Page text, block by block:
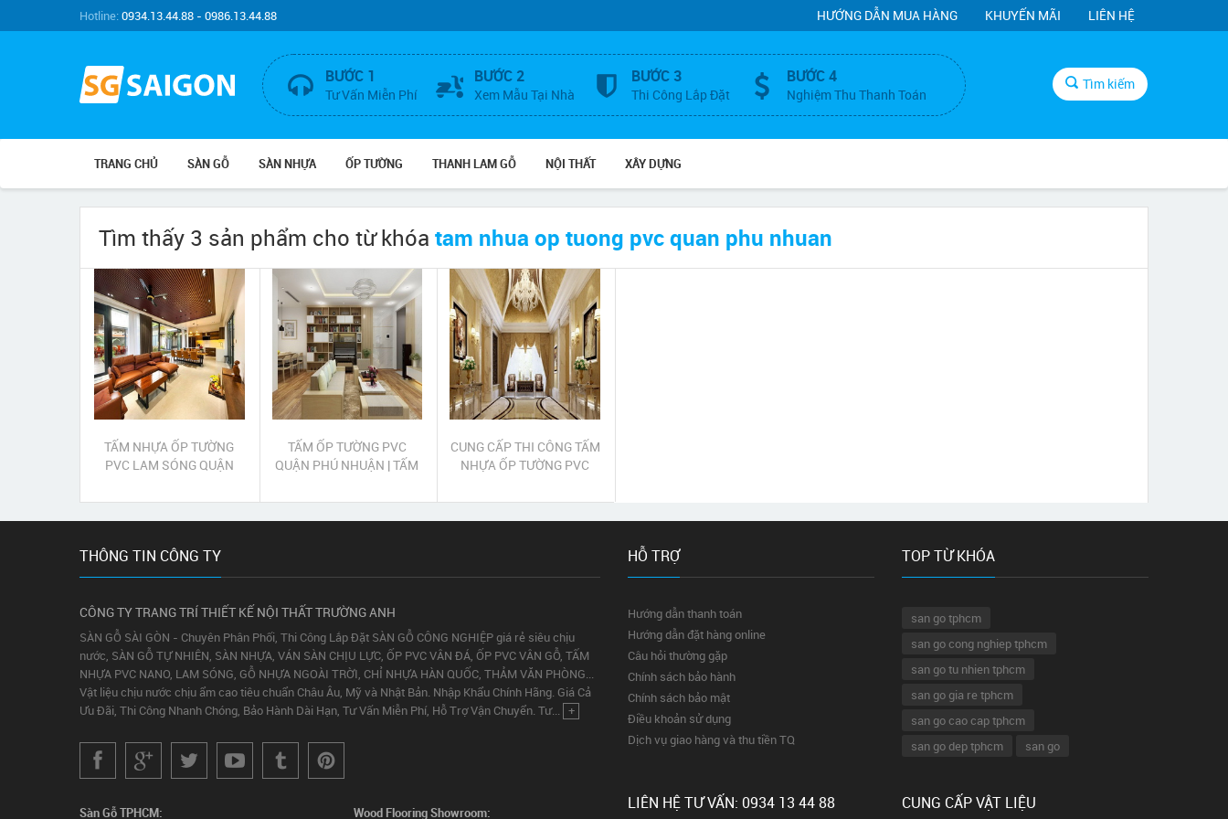
Hotline:0934.13.44.88 - 0986.13.44.88 HƯỚNG DẪN MUA HÀNG KHUYẾN MÃI LIÊN HỆ
BƯỚC 1
Tư Vấn Miễn Phí
BƯỚC 2
Xem Mẫu Tại Nhà
BƯỚC 3
Thi Công Lắp Đặt
BƯỚC 4
Nghiệm Thu Thanh Toán
Tìm kiếm
TRANG CHỦ SÀN GỖ SÀN NHỰA ỐP TƯỜNG THANH LAM GỖ NỘI THẤT XÂY DỰNG
Tìm thấy 3 sản phẩm cho từ khóa tam nhua op tuong pvc quan phu nhuan
TẤM NHỰA ỐP TƯỜNG
PVC LAM SÓNG QUẬN
TẤM ỐP TƯỜNG PVC
QUẬN PHÚ NHUẬN | TẤM
QUẬN PHÚ NHUẬN
CUNG CẤP THI CÔNG TẤM
NHỰA ỐP TƯỜNG PVC
THÔNG TIN CÔNG TY
CÔNG TY TRANG TRÍ THIẾT KẾ NỘI THẤT TRƯỜNG ANH
SÀN GỖ SÀI GÒN - Chuyên Phân Phối, Thi Công Lắp Đặt SÀN GỖ CÔNG NGHIỆP giá rẻ siêu chịu
nước, SÀN GỖ TỰ NHIÊN, SÀN NHỰA, VÁN SÀN CHỊU LỰC, ỐP PVC VÂN ĐÁ, ỐP PVC VÂN GỖ, TẤM
NHỰA PVC NANO, LAM SÓNG, GỖ NHỰA NGOÀI TRỜI, CHỈ NHỰA HÀN QUỐC, THẢM VĂN PHÒNG...
Vật liệu chịu nước chịu ẩm cao tiêu chuẩn Châu Âu, Mỹ và Nhật Bản. Nhập Khẩu Chính Hãng. Giá Cả
Ưu Đãi, Thi Công Nhanh Chóng, Bảo Hành Dài Hạn, Tư Vấn Miễn Phí, Hỗ Trợ Vận Chuyển. Tư... +
Sàn Gỗ TPHCM: Wood Flooring Showroom:
HỖ TRỢ
Hướng dẫn thanh toán
Hướng dẫn đặt hàng online
Câu hỏi thường gặp
Chính sách bảo hành
Chính sách bảo mật
Điều khoản sử dụng
Dịch vụ giao hàng và thu tiền TQ
TOP TỪ KHÓA
san go tphcm
san go cong nghiep tphcm
san go tu nhien tphcm
san go gia re tphcm
san go cao cap tphcm
san go dep tphcm
san go
LIÊN HỆ TƯ VẤN: 0934 13 44 88 CUNG CẤP VẬT LIỆU